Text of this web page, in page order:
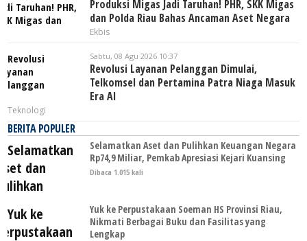
Produksi Migas Jadi Taruhan! PHR, SKK Migas
dan Polda Riau Bahas Ancaman Aset Negara
Ekbis
Sabtu, 08 Agu 2026 10:37
Revolusi Layanan Pelanggan Dimulai,
Telkomsel dan Pertamina Patra Niaga Masuk
Era AI
Teknologi
BERITA POPULER
Selamatkan Aset dan Pulihkan Keuangan Negara
Rp74,9 Miliar, Pemkab Apresiasi Kejari Kuansing
Dibaca 1.015 kali
Yuk ke Perpustakaan Soeman HS Provinsi Riau,
Nikmati Berbagai Buku dan Fasilitas yang
Lengkap